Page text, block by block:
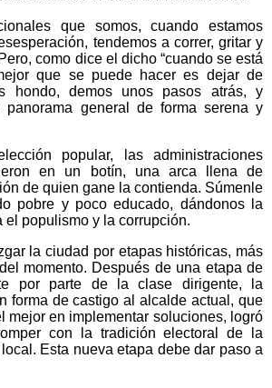
que somos, cuando estamos
tendemos a correr, gritar y
como dice el dicho “cuando se está
que se puede hacer es dejar de
hondo, demos unos pasos atrás, y
general de forma serena y
popular, las administraciones
en un botín, una arca llena de
de quien gane la contienda. Súmenle
pobre y poco educado, dándonos la
el populismo y la corrupción.
la ciudad por etapas históricas, más
momento. Después de una etapa de
por parte de la clase dirigente, la
forma de castigo al alcalde actual, que
mejor en implementar soluciones, logró
con la tradición electoral de la
Esta nueva etapa debe dar paso a